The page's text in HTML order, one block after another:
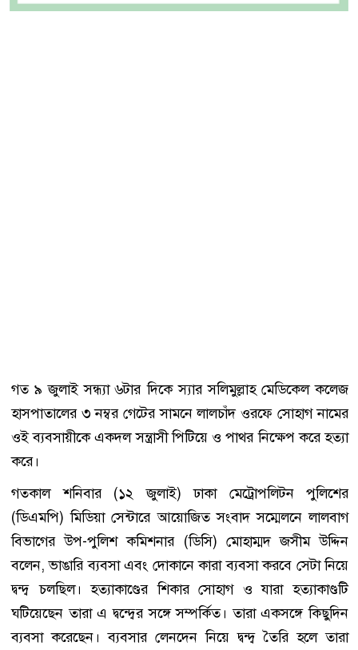
গত ৯ জুলাই সন্ধ্যা ৬টার দিকে স্যার সলিমুল্লাহ মেডিকেল কলেজ
হাসপাতালের ৩ নম্বর গেটের সামনে লালচাঁদ ওরফে সোহাগ নামের
ওই ব্যবসায়ীকে একদল সন্ত্রাসী পিটিয়ে ও পাথর নিক্ষেপ করে হত্যা
করে।
গতকাল শনিবার (১২ জুলাই) ঢাকা মেট্রোপলিটন পুলিশের
(ডিএমপি) মিডিয়া সেন্টারে আয়োজিত সংবাদ সম্মেলনে লালবাগ
বিভাগের উপ-পুলিশ কমিশনার (ডিসি) মোহাম্মদ জসীম উদ্দিন
বলেন, ভাঙারি ব্যবসা এবং দোকানে কারা ব্যবসা করবে সেটা নিয়ে
দ্বন্দ্ব চলছিল। হত্যাকাণ্ডের শিকার সোহাগ ও যারা হত্যাকাণ্ডটি
ঘটিয়েছেন তারা এ দ্বন্দ্বের সঙ্গে সম্পর্কিত। তারা একসঙ্গে কিছুদিন
ব্যবসা করেছেন। ব্যবসার লেনদেন নিয়ে দ্বন্দ্ব তৈরি হলে তারা